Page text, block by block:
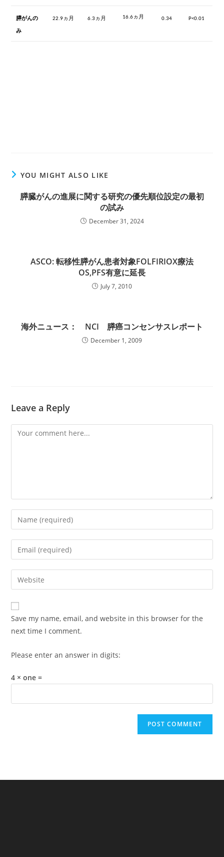
膵がんの
み
22.9ヵ月 6.3 ヵ月 16.6ヵ月 0.34 P<0.01
YOU MIGHT ALSO LIKE
膵臓がんの進展に関する研究の優先順位設定の最初
の試み
December 31, 2024
ASCO: 転移性膵がん患者対象FOLFIRIOX療法
OS,PFS有意に延長
July 7, 2010
海外ニュース： NCI 膵癌コンセンサスレポート
December 1, 2009
Leave a Reply
Comment
Enter
your
name
comment
Enter
your
email
address
comment
Enter
your
website
URL
(optional)
Save my name, email, and website in this browser for the
next time I comment.
Please enter an answer in digits:
4 × one =